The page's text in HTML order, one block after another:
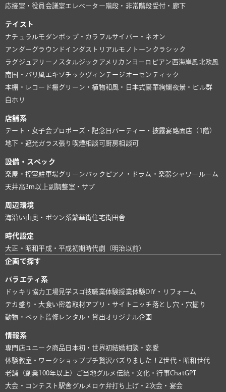
応接室・役員会議室 エレベーター 階段・非常階段受付・廊下
テイスト
ナチュラルモダンポップ・カラフルサイバー・ネオン
アンダーグラウンド インダストリアルモノトーン クラシック
ラグジュアリー ノスタルジック アメリカン ヨーロピアン 西海岸風北欧風
南国・バリ風 エキゾチック ヴィンテージ オーセンティック
本棚・レコード棚グリーン・植物和風・日本式豪華絢爛夜景・ビル群
白ホリ
店舗系
デート・女子会プロポーズ・記念日 パーティー・披露宴路面店（1階）
地下・遮光ガラス張り 喫煙相談可 厨房相談可
設備・スペック
楽屋・控室駐車場グリーンバック ピアノ・ドラム・楽器シャワールーム
天井高3m以上副調整室・サブ
周辺環境
海沿い山奥・ポツン系繁華街住宅街田舎
時代設定
大正・昭和平成・平成初期時代劇（明治以前）
企画で探す
バラエティ系
ドッキリ協力 工場見学 スゴ技職業体験授業体験 DIY・リフォーム
デカ盛り・大食い密着取材アプリ・サイト ニッチ落とし穴・穴掘り
動物・ペット 監修 レンタル・貸出オリジナル企画
情報系
専門店ユニーク商品 日本初・世界初結婚相談・恋愛
体験教室・ワークショッププチ贅沢バズりました！ Z世代・昭和世代
老舗（創業100年以上）
ご当地グルメ 伝統・文化・行事ChatGPT
大会・コンテスト 駅舎グルメ ロケ弁打ち上げ・2次会・宴会